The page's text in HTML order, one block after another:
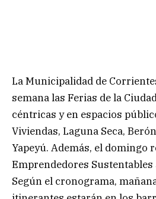
La Municipalidad de
semana las Ferias de la
céntricas y en espacios
Viviendas, Laguna Seca,
Yapeyú. Además, el domingo
Emprendedores
Según el cronograma,